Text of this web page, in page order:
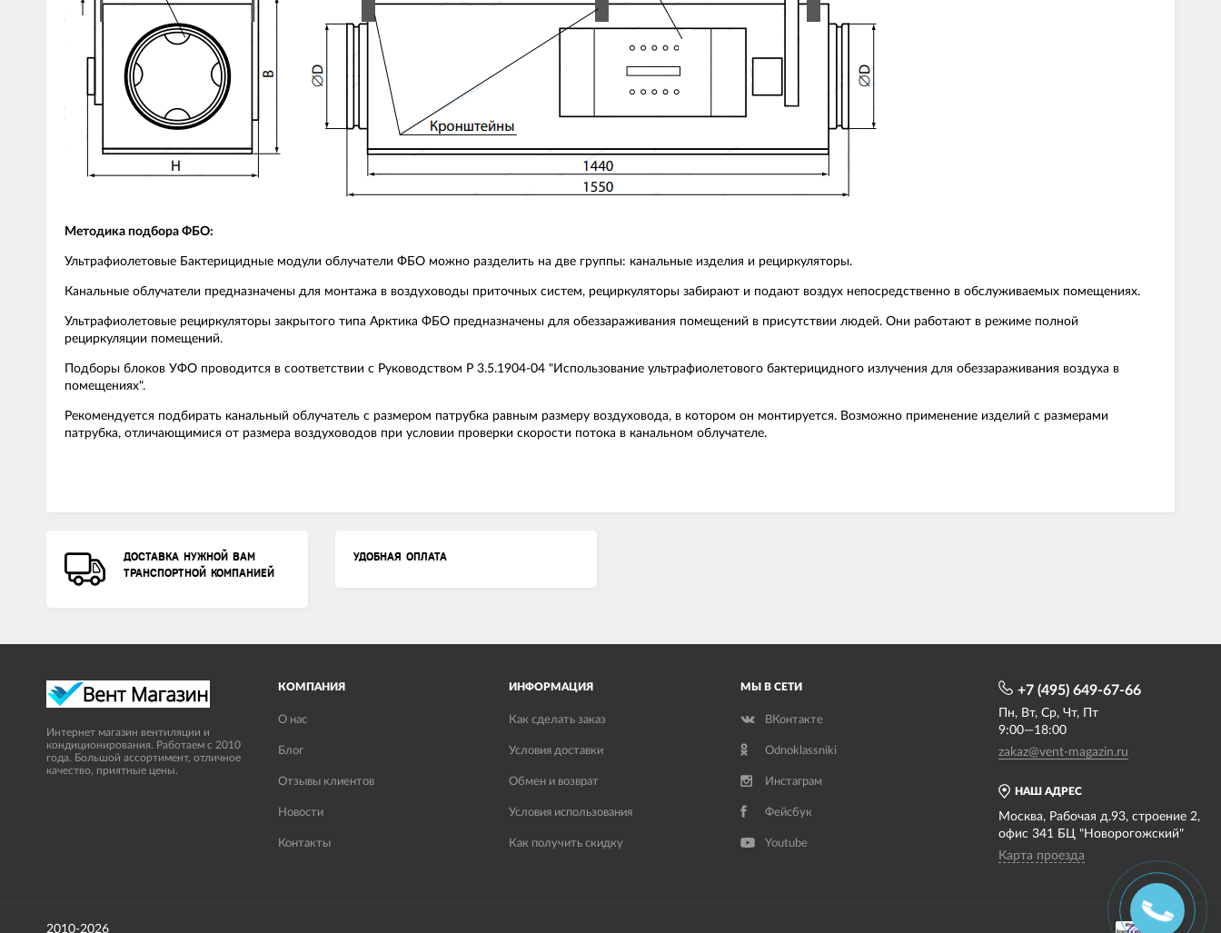
Методика подбора ФБО:
Ультрафиолетовые Бактерицидные модули облучатели ФБО можно разделить на две группы: канальные изделия и рециркуляторы.
Канальные облучатели предназначены для монтажа в воздуховоды приточных систем, рециркуляторы забирают и подают воздух непосредственно в обслуживаемых помещениях.
Ультрафиолетовые рециркуляторы закрытого типа Арктика ФБО предназначены для обеззараживания помещений в присутствии людей. Они работают в режиме полной
рециркуляции помещений.
Подборы блоков УФО проводится в соответствии с Руководством Р 3.5.1904-04 "Использование ультрафиолетового бактерицидного излучения для обеззараживания воздуха в
помещениях".
Рекомендуется подбирать канальный облучатель с размером патрубка равным размеру воздуховода, в котором он монтируется. Возможно применение изделий с размерами
патрубка, отличающимися от размера воздуховодов при условии проверки скорости потока в канальном облучателе.
ДОСТАВКА НУЖНОЙ ВАМ
ТРАНСПОРТНОЙ КОМПАНИЕЙ
УДОБНАЯ ОПЛАТА
Интернет магазин вентиляции и
кондиционирования. Работаем с 2010
года. Большой ассортимент, отличное
качество, приятные цены.
КОМПАНИЯ
О нас
Блог
Отзывы клиентов
Новости
Контакты
ИНФОРМАЦИЯ
Как сделать заказ
Условия доставки
Обмен и возврат
Условия использования
Как получить скидку
МЫ В СЕТИ
ВКонтакте
Odnoklassniki
Инстаграм
Фейсбук
Youtube
НАШ АДРЕС
Москва, Рабочая д.93, строение 2,
офис 341 БЦ "Новорогожский"
Карта проезда
+7 (495) 649-67-66
Пн, Вт, Ср, Чт, Пт
9:00—18:00
zakaz@vent-magazin.ru
2010-2026